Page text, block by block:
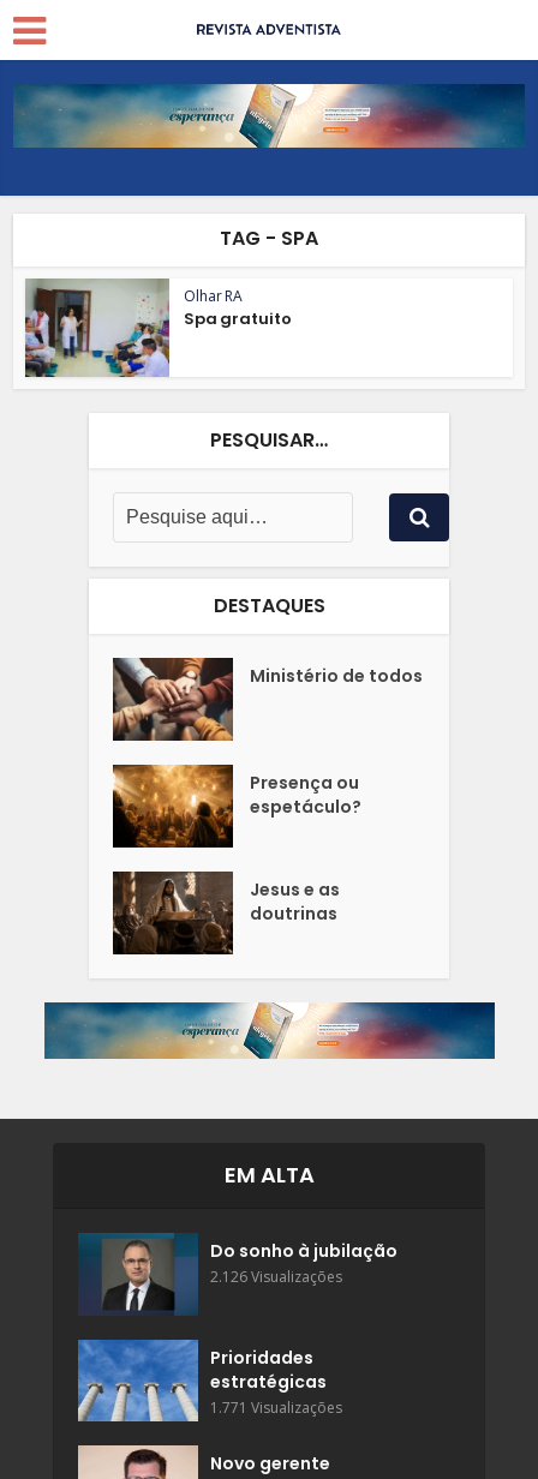
TAG - SPA
Olhar RA
Spa gratuito
PESQUISAR…
DESTAQUES
Ministério de todos
Presença ou
espetáculo?
Jesus e as
doutrinas
EM ALTA
Do sonho à jubilação
2.126 Visualizações
Prioridades
estratégicas
1.771 Visualizações
Novo gerente